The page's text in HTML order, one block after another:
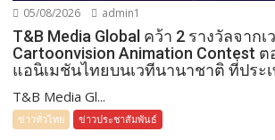
05/08/2026 admin1
T&B Media Global คว้า 2 รางวัลจากเ
Cartoonvision Animation Contest
แอนิเมชันไทยบนเวทีนานาชาติ ที่ประ
T&B Media Gl...
ข่าวทั่วไทย ข่าวประชาสัมพันธ์